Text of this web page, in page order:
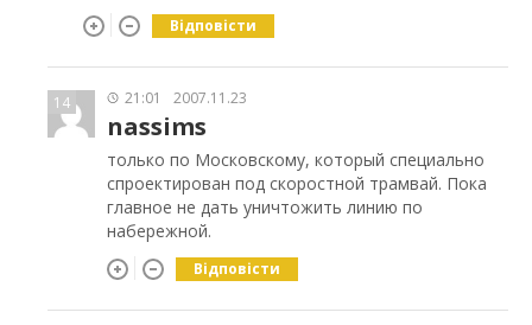
Відповісти
14 21:01 2007.11.23
nassims
только по Московскому, который специально
спроектирован под скоростной трамвай. Пока
главное не дать уничтожить линию по
набережной.
Відповісти